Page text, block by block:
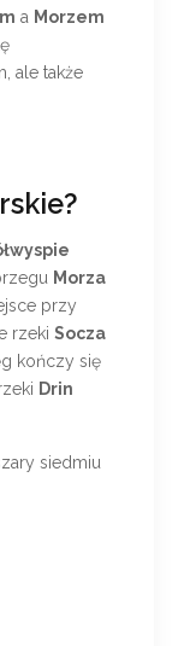
a Morzem
ale także
Morza
przy
rzeki Socza
kończy się
Drin
siedmiu